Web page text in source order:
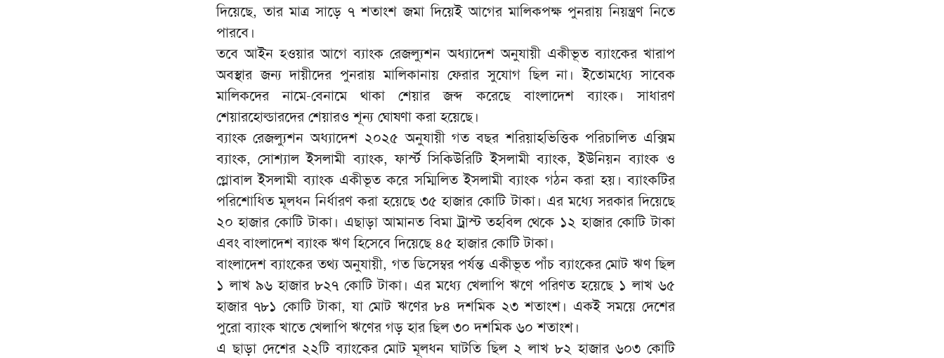
দিয়েছে, তার মাত্র সাড়ে ৭ শতাংশ জমা দিয়েই আগের মালিকপক্ষ পুনরায় নিয়ন্ত্রণ নিতে
পারবে।
তবে আইন হওয়ার আগে ব্যাংক রেজল্যুশন অধ্যাদেশ অনুযায়ী একীভূত ব্যাংকের খারাপ
অবস্থার জন্য দায়ীদের পুনরায় মালিকানায় ফেরার সুযোগ ছিল না। ইতোমধ্যে সাবেক
মালিকদের নামে-বেনামে থাকা শেয়ার জব্দ করেছে বাংলাদেশ ব্যাংক। সাধারণ
শেয়ারহোল্ডারদের শেয়ারও শূন্য ঘোষণা করা হয়েছে।
ব্যাংক রেজল্যুশন অধ্যাদেশ ২০২৫ অনুযায়ী গত বছর শরিয়াহভিত্তিক পরিচালিত এক্সিম
ব্যাংক, সোশ্যাল ইসলামী ব্যাংক, ফার্স্ট সিকিউরিটি ইসলামী ব্যাংক, ইউনিয়ন ব্যাংক ও
গ্লোবাল ইসলামী ব্যাংক একীভূত করে সম্মিলিত ইসলামী ব্যাংক গঠন করা হয়। ব্যাংকটির
পরিশোধিত মূলধন নির্ধারণ করা হয়েছে ৩৫ হাজার কোটি টাকা। এর মধ্যে সরকার দিয়েছে
২০ হাজার কোটি টাকা। এছাড়া আমানত বিমা ট্রাস্ট তহবিল থেকে ১২ হাজার কোটি টাকা
এবং বাংলাদেশ ব্যাংক ঋণ হিসেবে দিয়েছে ৪৫ হাজার কোটি টাকা।
বাংলাদেশ ব্যাংকের তথ্য অনুযায়ী, গত ডিসেম্বর পর্যন্ত একীভূত পাঁচ ব্যাংকের মোট ঋণ ছিল
১ লাখ ৯৬ হাজার ৮২৭ কোটি টাকা। এর মধ্যে খেলাপি ঋণে পরিণত হয়েছে ১ লাখ ৬৫
হাজার ৭৮১ কোটি টাকা, যা মোট ঋণের ৮৪ দশমিক ২৩ শতাংশ। একই সময়ে দেশের
পুরো ব্যাংক খাতে খেলাপি ঋণের গড় হার ছিল ৩০ দশমিক ৬০ শতাংশ।
এ ছাড়া দেশের ২২টি ব্যাংকের মোট মূলধন ঘাটতি ছিল ২ লাখ ৮২ হাজার ৬০৩ কোটি